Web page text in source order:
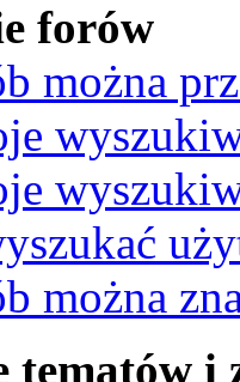
forów
można
można
tematów i